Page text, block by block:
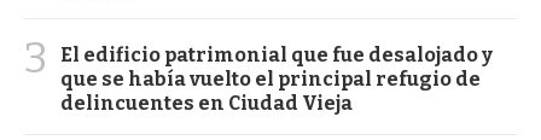
3
El edificio patrimonial que fue desalojado y
que se había vuelto el principal refugio de
delincuentes en Ciudad Vieja